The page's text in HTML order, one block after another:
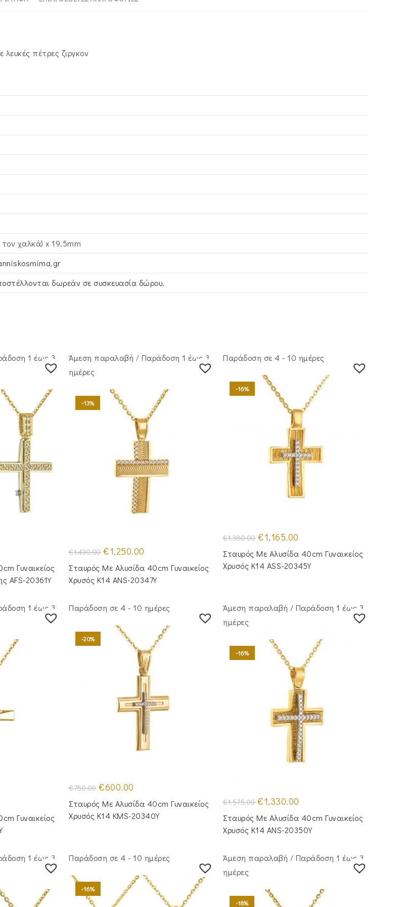
πέτρες ζιργκον
τον χαλκά) x 19,5mm
δωρεάν σε συσκευασία δώρου.
1 έως 3
Γυναικείος
AFS-20361Y
Άμεση παραλαβή / Παράδoση 1 έως 3
ημέρες
-13%
€1,430.00 Original
price
was:
€1,430.00.
€1,250.00
τιμή
είναι:
€1,250.00.
Σταυρός Mε Aλυσίδα 40cm Γυναικείος
Χρυσός Κ14 ANS-20347Y
Παράδοση σε 4 - 10 ημέρες
-16%
€1,380.00 Original
price
was:
€1,380.00.
€1,165.00
τιμή
είναι:
€1,165.00.
Σταυρός Mε Aλυσίδα 40cm Γυναικείος
Χρυσός Κ14 ASS-20345Y
1 έως 3
Γυναικείος
Παράδοση σε 4 - 10 ημέρες
-20%
€750.00 Original
price
was:
€750.00.
€600.00
τιμή
είναι:
€600.00.
Σταυρός Με Αλυσίδα 40cm Γυναικείος
Χρυσός Κ14 KMS-20340Y
Άμεση παραλαβή / Παράδoση 1 έως 3
ημέρες
-16%
€1,575.00 Original
price
was:
€1,575.00.
€1,330.00
τιμή
είναι:
€1,330.00.
Σταυρός Mε Aλυσίδα 40cm Γυναικείος
Χρυσός Κ14 ANS-20350Y
1 έως 3
Παράδοση σε 4 - 10 ημέρες
-16%
Άμεση παραλαβή / Παράδoση 1 έως 3
ημέρες
-18%